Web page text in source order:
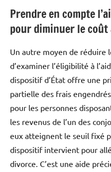
Prendre en compte
pour diminuer le coût
Un autre moyen de réduire
d’examiner l’éligibilité à
dispositif d’État offre une
partielle des frais
pour les personnes
les revenus de l’un des
eux atteignent le seuil fixé
dispositif intervient pour
divorce. C’est une aide